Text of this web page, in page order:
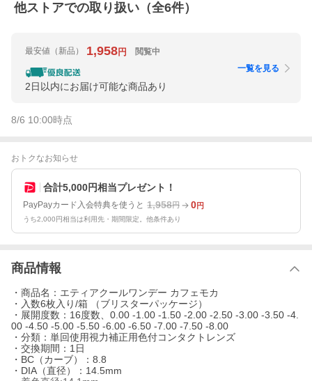
他ストアでの取り扱い（全6件）
最安値 （新品） 1,958円 閲覧中
2日以内にお届け可能な商品あり
一覧を見る
8/6 10:00時点
おトクなお知らせ
合計5,000円相当プレゼント！
PayPayカード入会特典を使うと 1,958円 0円
うち2,000円相当は利用先・期間限定。他条件あり
商品情報
・商品名：エティアクールワンデー カフェモカ
・入数6枚入り/箱 （ブリスターパッケージ）
・展開度数：16度数、0.00 -1.00 -1.50 -2.00 -2.50 -3.00 -3.50 -4.
00 -4.50 -5.00 -5.50 -6.00 -6.50 -7.00 -7.50 -8.00
・分類：単回使用視力補正用色付コンタクトレンズ
・交換期間：1日
・BC（カーブ）：8.8
・DIA（直径）：14.5mm